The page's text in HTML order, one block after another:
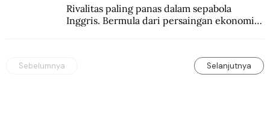
Rivalitas paling panas dalam sepabola
Inggris. Bermula dari persaingan ekonomi
Sebelumnya Selanjutnya